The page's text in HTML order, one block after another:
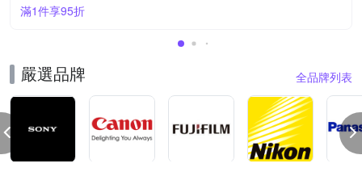
滿1件享95折
嚴選品牌 全品牌列表